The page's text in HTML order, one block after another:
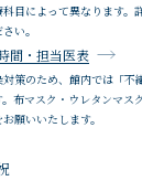
目によって異なります。
い。
間・担当医表
策のため、館内では「不
。布マスク・ウレタンマ
願いいたします。